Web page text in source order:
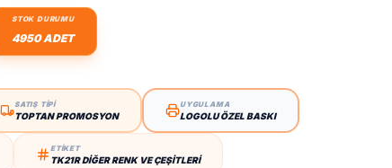
STOK DURUMU
4950 ADET
SATIŞ TİPİ
TOPTAN PROMOSYON
UYGULAMA
LOGOLU ÖZEL BASKI
ETİKET
TK21R DIĞER RENK VE ÇEŞITLERI